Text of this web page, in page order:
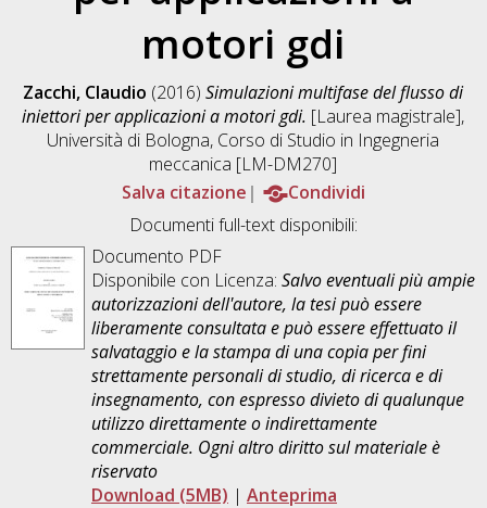
motori gdi
Zacchi, Claudio (2016)Simulazioni multifase del flusso di
iniettori per applicazioni a motori gdi. [Laurea magistrale],
Università di Bologna, Corso di Studio in Ingegneria
meccanica [LM-DM270]
Salva citazione
Condividi
Documenti full-text disponibili:
Documento PDF
Disponibile con Licenza: Salvo eventuali più ampie
autorizzazioni dell'autore, la tesi può essere
liberamente consultata e può essere effettuato il
salvataggio e la stampa di una copia per fini
strettamente personali di studio, di ricerca e di
insegnamento, con espresso divieto di qualunque
utilizzo direttamente o indirettamente
commerciale. Ogni altro diritto sul materiale è
riservato
Download (5MB) | Anteprima